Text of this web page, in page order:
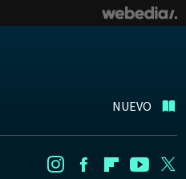
NUEVO
InstagramFacebookFlipboard
Youtube